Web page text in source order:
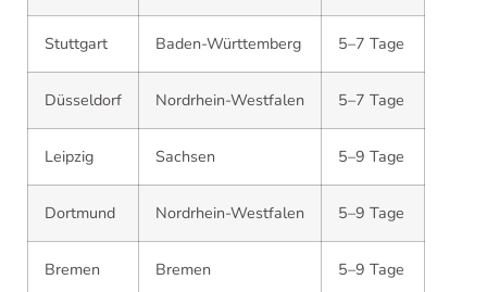
Stuttgart Baden-Württemberg 5–7 Tage
Düsseldorf Nordrhein-Westfalen 5–7 Tage
Leipzig Sachsen 5–9 Tage
Dortmund Nordrhein-Westfalen 5–9 Tage
Bremen Bremen 5–9 Tage